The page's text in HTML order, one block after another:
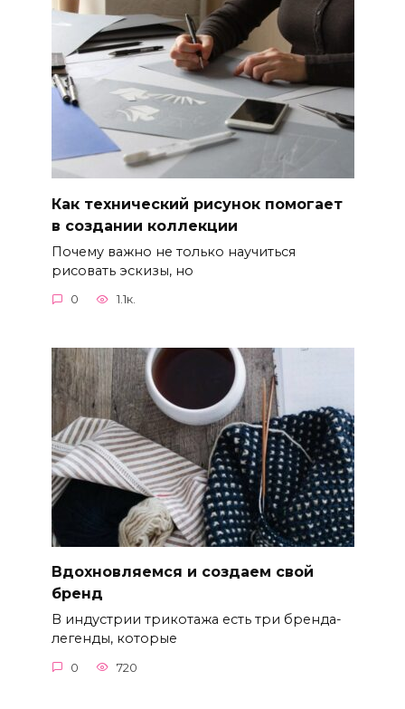
Как технический рисунок помогает
в создании коллекции
Почему важно не только научиться
рисовать эскизы, но
0 1.1к.
Вдохновляемся и создаем свой
бренд
В индустрии трикотажа есть три бренда-
легенды, которые
0 720